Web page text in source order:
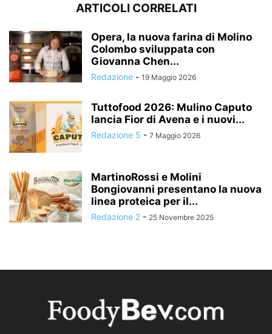
ARTICOLI CORRELATI
Opera, la nuova farina di Molino
Colombo sviluppata con
Giovanna Chen...
Redazione - 19 Maggio 2026
Tuttofood 2026: Mulino Caputo
lancia Fior di Avena e i nuovi...
Redazione 5 - 7 Maggio 2026
MartinoRossi e Molini
Bongiovanni presentano la nuova
linea proteica per il...
Redazione 2 - 25 Novembre 2025